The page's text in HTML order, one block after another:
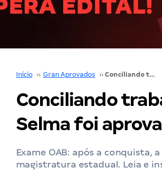
Início ›› Gran Aprovados ›› Conciliando trabalho e maternidade, Selma foi aprovada no Exame OAB
Conciliando
Selma foi
Exame OAB: após a conquista,
magistratura estadual. Leia e